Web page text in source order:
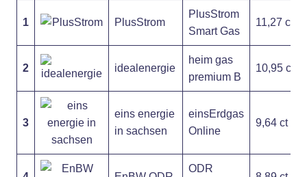
1 PlusStrom
PlusStrom
Smart Gas
11,27 ct
2 idealenergie
heim gas
premium B
10,95 ct
3
eins energie
in sachsen
einsErdgas
Online
9,64 ct
ODR